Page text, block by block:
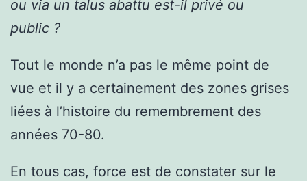
ou via un talus abattu est-il privé ou
public ?
Tout le monde n’a pas le même point de
vue et il y a certainement des zones grises
liées à l’histoire du remembrement des
années 70-80.
En tous cas, force est de constater sur le